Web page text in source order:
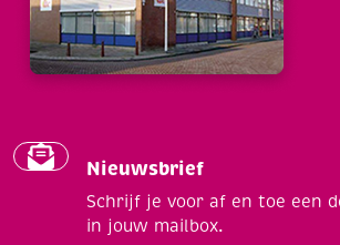
Nieuwsbrief
Schrijf je voor af en toe een
in jouw mailbox.